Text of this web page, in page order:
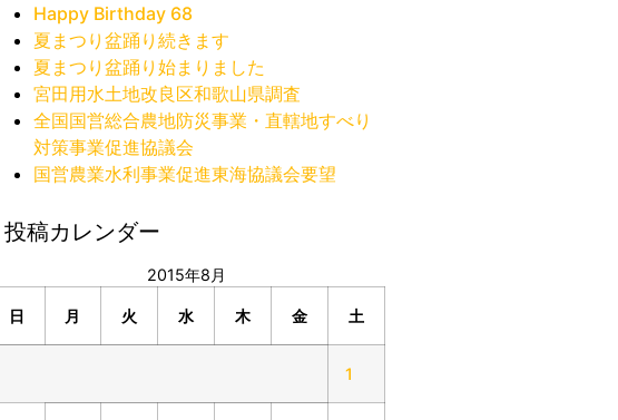
Happy Birthday 68
夏まつり盆踊り続きます
夏まつり盆踊り始まりました
宮田用水土地改良区和歌山県調査
全国国営総合農地防災事業・直轄地すべり
対策事業促進協議会
国営農業水利事業促進東海協議会要望
▌投稿カレンダー
2015年8月
日 月 火 水 木 金 土
1